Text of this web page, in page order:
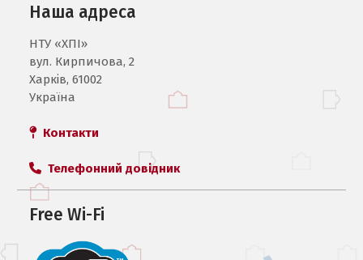
Наша адреса
НТУ «ХПI»
вул. Кирпичова, 2
Харків, 61002
Україна
Контакти
Телефонний довідник
Free Wi-Fi